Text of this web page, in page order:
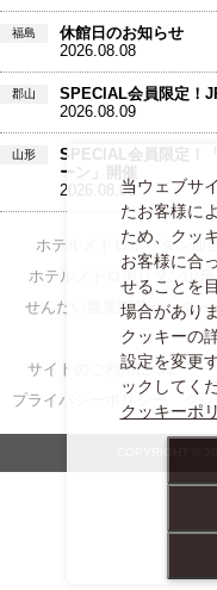
福島
休館日のお知らせ
2026.08.08
郡山
SPECIAL会員限定！
2026.08.09
山形
SPECIAL会員限定！
ーン」開催
2026.08.08
ホテルメトロポリタン仙
ホテルメトロポリタン山形
せんだい農業園芸センター
サイトのご利用について
プライバシーポリシー
ク
COPYRIGHT ©
当ウェブサ
たお客様に
ため、クッ
お客様に合
せることを
場合がありま
クッキーの
設定を変更
ックしてく
クッキーポ